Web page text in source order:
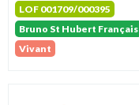
LOF 001709/000395
Bruno St Hubert Français
Vivant